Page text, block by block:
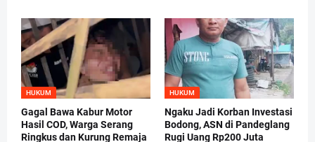
HUKUM
Gagal Bawa Kabur Motor
Hasil COD, Warga Serang
Ringkus dan Kurung Remaja
HUKUM
Ngaku Jadi Korban Investasi
Bodong, ASN di Pandeglang
Rugi Uang Rp200 Juta